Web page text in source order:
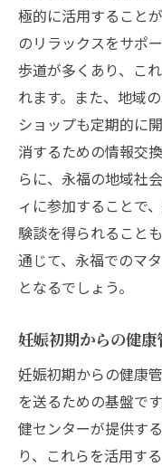
極的に活用すること
のリラックスをサポ
歩道が多くあり、こ
れます。また、地域
ショップも定期的に
消するための情報交
らに、永福の地域社
ィに参加することで
験談を得られること
通じて、永福でのマ
となるでしょう。
妊娠初期からの健
妊娠初期からの健康
を送るための基盤で
健センターが提供す
り、これらを活用す